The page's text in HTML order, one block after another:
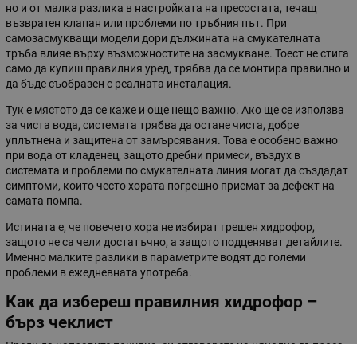
но и от малка разлика в настройката на пресостата, течащ
възвратен клапан или проблеми по тръбния път. При
самозасмукващи модели дори дължината на смукателната
тръба влияе върху възможностите на засмукване. Тоест не стига
само да купиш правилния уред, трябва да се монтира правилно и
да бъде съобразен с реалната инсталация.
Тук е мястото да се каже и още нещо важно. Ако ще се използва
за чиста вода, системата трябва да остане чиста, добре
уплътнена и защитена от замърсявания. Това е особено важно
при вода от кладенец, защото дребни примеси, въздух в
системата и проблеми по смукателната линия могат да създадат
симптоми, които често хората погрешно приемат за дефект на
самата помпа.
Истината е, че повечето хора не избират грешен хидрофор,
защото не са чели достатъчно, а защото подценяват детайлите.
Именно малките разлики в параметрите водят до големи
проблеми в ежедневната употреба.
Как да избереш правилния хидрофор –
бърз чеклист